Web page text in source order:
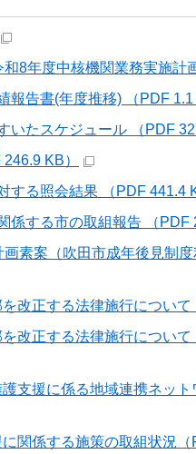
8年度中核機関業務実施計
報告書(年度推移) （PDF 1.1
いたスケジュール （PDF
KB）
する照会結果 （PDF 441.4
係する市の取組報告 （PDF
素案（吹田市成年後見制
改正する法律施行について
改正する法律施行につい
支援に係る地域連携ネッ
関係する施策の取組状況（